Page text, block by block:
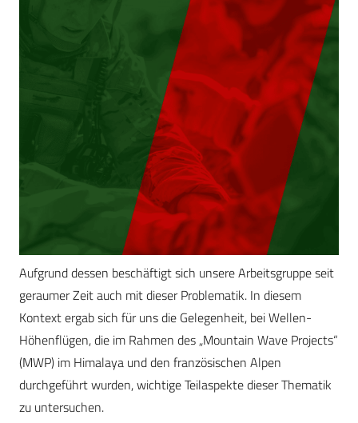
Aufgrund dessen beschäftigt sich unsere Arbeitsgruppe seit
geraumer Zeit auch mit dieser Problematik. In diesem
Kontext ergab sich für uns die Gelegenheit, bei Wellen-
Höhenflügen, die im Rahmen des „Mountain Wave Projects“
(MWP) im Himalaya und den französischen Alpen
durchgeführt wurden, wichtige Teilaspekte dieser Thematik
zu untersuchen.